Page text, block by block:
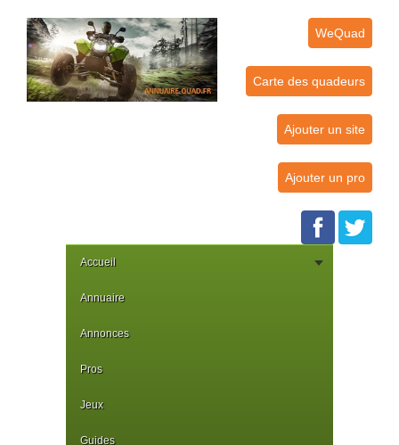
WeQuad
Carte des quadeurs
Ajouter un site
Ajouter un pro
Accueil
Annuaire
Annonces
Pros
Jeux
Guides